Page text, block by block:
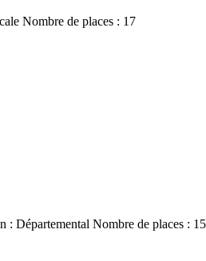
Nombre de places : 17
: Départemental Nombre de places : 15